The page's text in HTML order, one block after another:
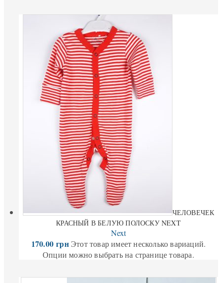
ЧЕЛОВЕЧЕК
КРАСНЫЙ В БЕЛУЮ ПОЛОСКУ NEXT
Next
170.00грн Этот товар имеет несколько вариаций.
Опции можно выбрать на странице товара.